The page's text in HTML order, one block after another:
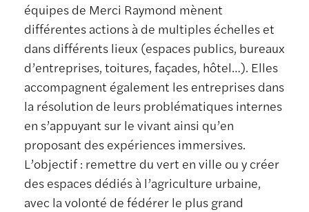
équipes de Merci Raymond mènent
différentes actions à de multiples échelles et
dans différents lieux (espaces publics, bureaux
d’entreprises, toitures, façades, hôtel…). Elles
accompagnent également les entreprises dans
la résolution de leurs problématiques internes
en s’appuyant sur le vivant ainsi qu’en
proposant des expériences immersives.
L’objectif : remettre du vert en ville ou y créer
des espaces dédiés à l’agriculture urbaine,
avec la volonté de fédérer le plus grand